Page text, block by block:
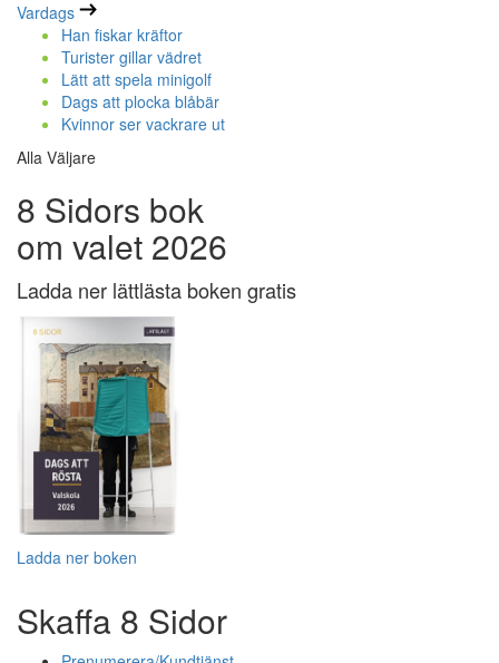
Vardags
Han fiskar kräftor
Turister gillar vädret
Lätt att spela minigolf
Dags att plocka blåbär
Kvinnor ser vackrare ut
Alla Väljare
8 Sidors bok
om valet 2026
Ladda ner lättlästa boken gratis
Ladda ner boken
Skaffa 8 Sidor